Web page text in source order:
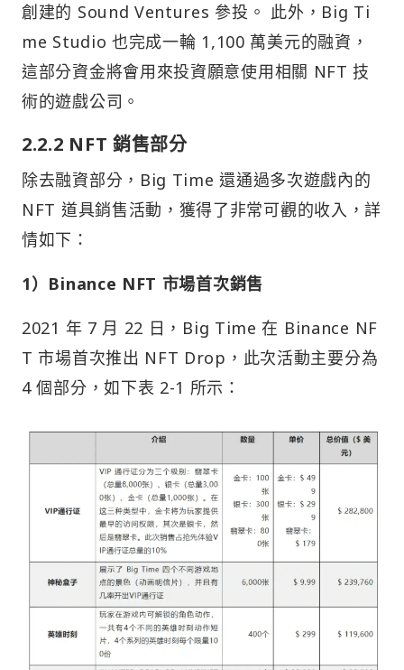
創建的 Sound Ventures 參投。 此外，Big Ti
me Studio 也完成一輪 1,100 萬美元的融資，
這部分資金將會用來投資願意使用相關 NFT 技
術的遊戲公司。
2.2.2 NFT 銷售部分
除去融資部分，Big Time 還通過多次遊戲內的
NFT 道具銷售活動，獲得了非常可觀的收入，詳
情如下：
1）Binance NFT 市場首次銷售
2021 年 7 月 22 日，Big Time 在 Binance NF
T 市場首次推出 NFT Drop，此次活動主要分為
4 個部分，如下表 2-1 所示：